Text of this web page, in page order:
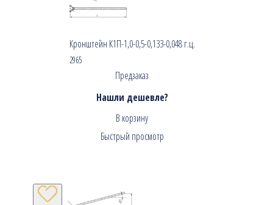
Кронштейн К1П-1,0-0,5-0,133-0,048 г.ц.
2965
Предзаказ
Нашли дешевле?
В корзину
Быстрый просмотр